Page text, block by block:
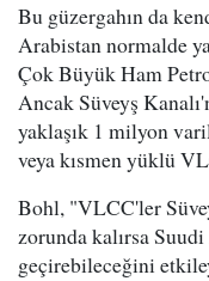
Bu güzergahın da
Arabistan normalde
Çok Büyük Ham
Ancak Süveyş
yaklaşık 1 milyon
veya kısmen yüklü
Bohl, "VLCC'ler
zorunda kalırsa
geçirebileceğini